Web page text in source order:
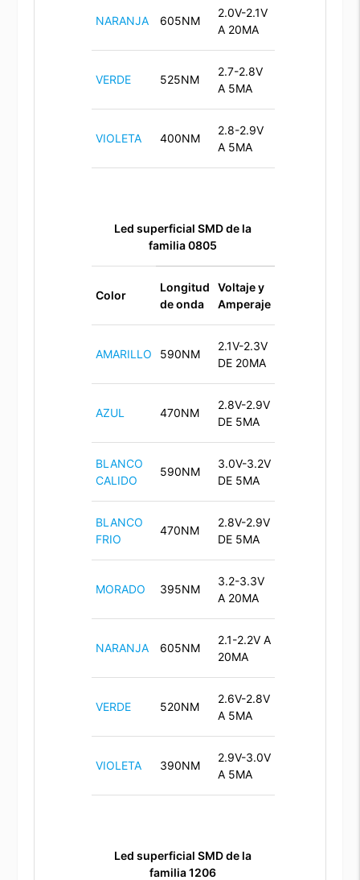
NARANJA 605NM
2.0V-2.1V
A 20MA
VERDE 525NM
2.7-2.8V
A 5MA
VIOLETA 400NM
2.8-2.9V
A 5MA
Led superficial SMD de la
familia 0805
Color
Longitud
de onda
Voltaje y
Amperaje
AMARILLO 590NM
2.1V-2.3V
DE 20MA
AZUL 470NM
2.8V-2.9V
DE 5MA
BLANCO
CALIDO
590NM
3.0V-3.2V
DE 5MA
BLANCO
FRIO
470NM
2.8V-2.9V
DE 5MA
MORADO 395NM
3.2-3.3V
A 20MA
NARANJA 605NM
2.1-2.2V A
20MA
VERDE 520NM
2.6V-2.8V
A 5MA
VIOLETA 390NM
2.9V-3.0V
A 5MA
Led superficial SMD de la
familia 1206